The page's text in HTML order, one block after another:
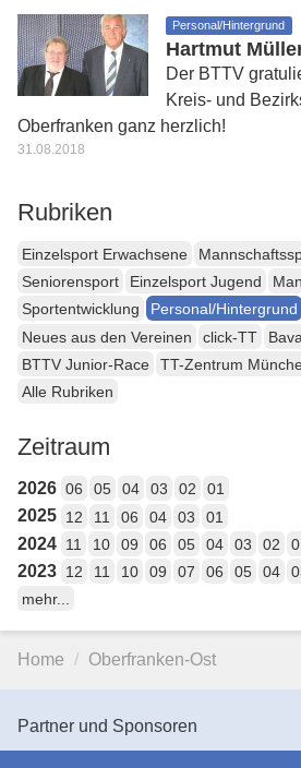
Personal/Hintergrund
Hartmut
Der BTTV
Kreis- und
Oberfranken ganz herzlich!
31.08.2018
Rubriken
Einzelsport Erwachsene
Seniorensport
Einzelsport Jugend
Sportentwicklung
Personal/Hintergrund
Neues aus den Vereinen
click-TT
BTTV Junior-Race
TT-Zentrum
Alle Rubriken
Zeitraum
2026 06 05 04 03 02 01
2025 12 11 06 04 03 01
2024 11 10 09 06 05 04 03 02
2023 12 11 10 09 07 06 05 04
mehr...
Home Oberfranken-Ost
Partner und Sponsoren